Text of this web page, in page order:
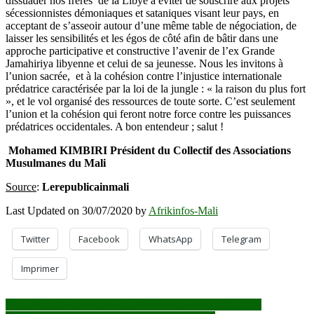
sécessionnistes démoniaques et sataniques visant leur pays, en
acceptant de s’asseoir autour d’une même table de négociation, de
laisser les sensibilités et les égos de côté afin de bâtir dans une
approche participative et constructive l’avenir de l’ex Grande
Jamahiriya libyenne et celui de sa jeunesse. Nous les invitons à
l’union sacrée, et à la cohésion contre l’injustice internationale
prédatrice caractérisée par la loi de la jungle : « la raison du plus fort
», et le vol organisé des ressources de toute sorte. C’est seulement
l’union et la cohésion qui feront notre force contre les puissances
prédatrices occidentales. A bon entendeur ; salut !
Mohamed KIMBIRI Président du Collectif des Associations
Musulmanes du Mali
Source: Lerepublicainmali
Last Updated on 30/07/2020 by Afrikinfos-Mali
Twitter Facebook WhatsApp Telegram
Imprimer
Navigation